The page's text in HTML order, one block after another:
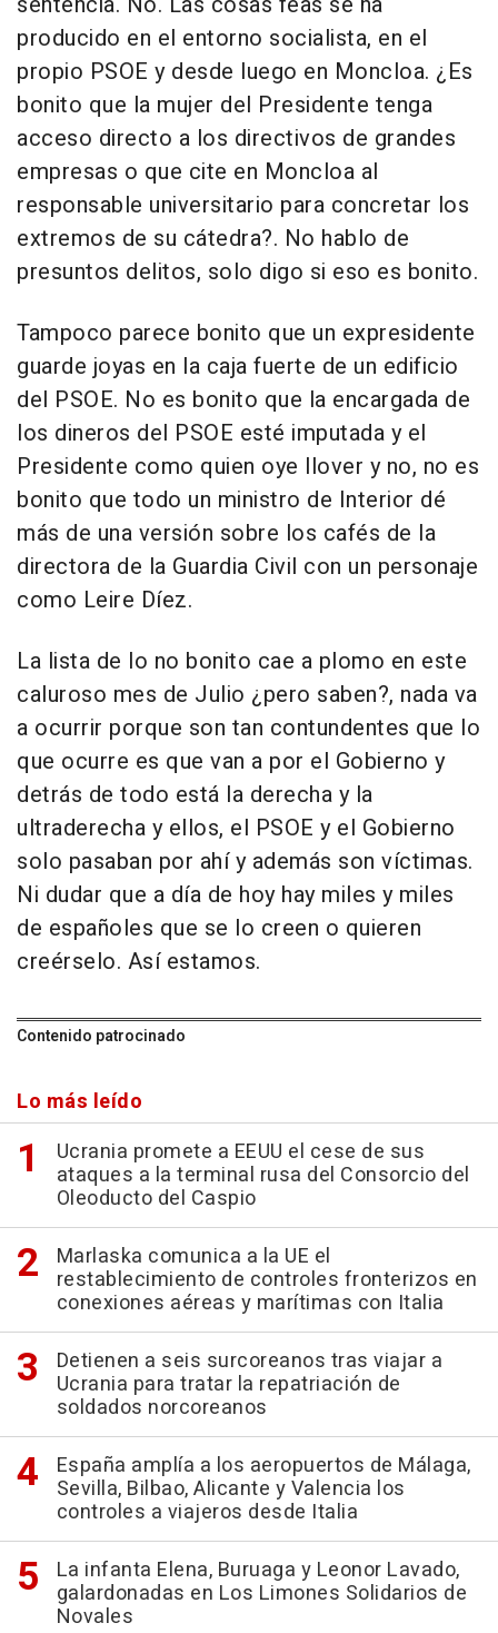
producido en el entorno socialista, en el
propio PSOE y desde luego en Moncloa. ¿Es
bonito que la mujer del Presidente tenga
acceso directo a los directivos de grandes
empresas o que cite en Moncloa al
responsable universitario para concretar los
extremos de su cátedra?. No hablo de
presuntos delitos, solo digo si eso es bonito.
Tampoco parece bonito que un expresidente
guarde joyas en la caja fuerte de un edificio
del PSOE. No es bonito que la encargada de
los dineros del PSOE esté imputada y el
Presidente como quien oye llover y no, no es
bonito que todo un ministro de Interior dé
más de una versión sobre los cafés de la
directora de la Guardia Civil con un personaje
como Leire Díez.
La lista de lo no bonito cae a plomo en este
caluroso mes de Julio ¿pero saben?, nada va
a ocurrir porque son tan contundentes que lo
que ocurre es que van a por el Gobierno y
detrás de todo está la derecha y la
ultraderecha y ellos, el PSOE y el Gobierno
solo pasaban por ahí y además son víctimas.
Ni dudar que a día de hoy hay miles y miles
de españoles que se lo creen o quieren
creérselo. Así estamos.
Contenido patrocinado
Lo más leído
Ucrania promete a EEUU el cese de sus
ataques a la terminal rusa del Consorcio del
Oleoducto del Caspio
Marlaska comunica a la UE el
restablecimiento de controles fronterizos en
conexiones aéreas y marítimas con Italia
Detienen a seis surcoreanos tras viajar a
Ucrania para tratar la repatriación de
soldados norcoreanos
España amplía a los aeropuertos de Málaga,
Sevilla, Bilbao, Alicante y Valencia los
controles a viajeros desde Italia
La infanta Elena, Buruaga y Leonor Lavado,
galardonadas en Los Limones Solidarios de
Novales